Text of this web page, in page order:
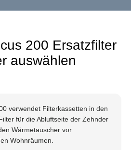
200 Ersatzfilter
auswählen
verwendet Filterkassetten in den
für die Abluftseite der Zehnder
Wärmetauscher vor
Wohnräumen.